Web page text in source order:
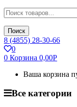
Поиск
8 (4855) 28-30-66
0
0 Корзина 0,00Р
Ваша корзина
Все категории